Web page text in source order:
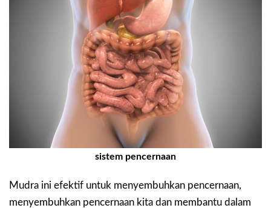
sistem pencernaan
Mudra ini efektif untuk menyembuhkan pencernaan,
menyembuhkan pencernaan kita dan membantu dalam